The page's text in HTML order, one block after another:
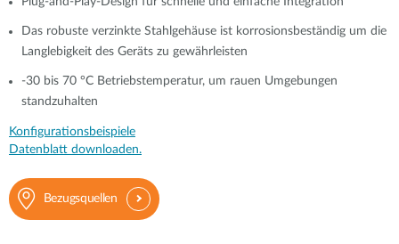
Das robuste verzinkte Stahlgehäuse ist korrosionsbeständig um die
Langlebigkeit des Geräts zu gewährleisten​​
-30 bis 70 °C Betriebstemperatur, um rauen Umgebungen
standzuhalten​​
Konfigurationsbeispiele
Datenblatt downloaden.
Bezugsquellen